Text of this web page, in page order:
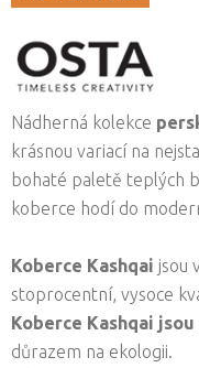
Nádherná kolekce
krásnou variací na
bohaté paletě teplých
koberce hodí do
Koberce Kashqai jsou
stoprocentní, vysoce
Koberce Kashqai
důrazem na ekologii.